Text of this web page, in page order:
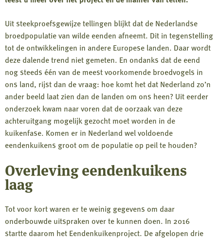
Uit steekproefsgewijze tellingen blijkt dat de Nederlandse
broedpopulatie van wilde eenden afneemt. Dit in tegenstelling
tot de ontwikkelingen in andere Europese landen. Daar wordt
deze dalende trend niet gemeten. En ondanks dat de eend
nog steeds één van de meest voorkomende broedvogels in
ons land, rijst dan de vraag: hoe komt het dat Nederland zo’n
ander beeld laat zien dan de landen om ons heen? Uit eerder
onderzoek kwam naar voren dat de oorzaak van deze
achteruitgang mogelijk gezocht moet worden in de
kuikenfase. Komen er in Nederland wel voldoende
eendenkuikens groot om de populatie op peil te houden?
Overleving eendenkuikens
laag
Tot voor kort waren er te weinig gegevens om daar
onderbouwde uitspraken over te kunnen doen. In 2016
startte daarom het Eendenkuikenproject. De afgelopen drie